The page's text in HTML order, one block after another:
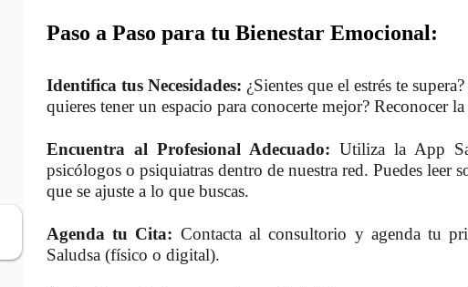
Paso a Paso para tu Bienestar Emocional:
Identifica tus Necesidades: ¿Sientes que el estrés te
quieres tener un espacio para conocerte mejor? Reconocer
Encuentra al Profesional Adecuado: Utiliza la App
psicólogos o psiquiatras dentro de nuestra red. Puedes leer
que se ajuste a lo que buscas.
Agenda tu Cita: Contacta al consultorio y agenda tu
Saludsa (físico o digital).